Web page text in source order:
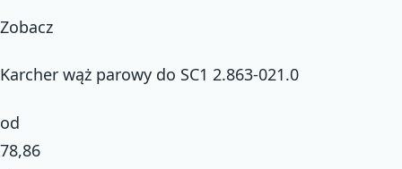
Zobacz
Karcher wąż parowy do SC1 2.863-021.0
od
78,86